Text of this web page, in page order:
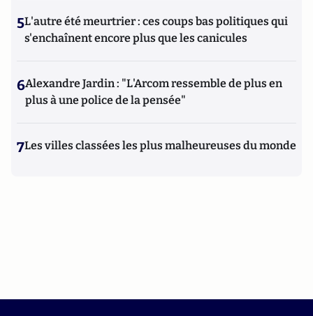
5L'autre été meurtrier : ces coups bas politiques qui
s'enchaînent encore plus que les canicules
6Alexandre Jardin : "L'Arcom ressemble de plus en
plus à une police de la pensée"
7Les villes classées les plus malheureuses du monde